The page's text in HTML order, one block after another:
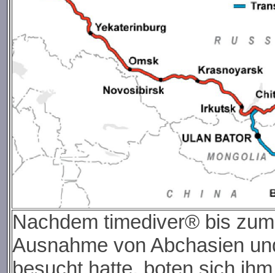
Nachdem timediver® bis
Ausnahme von Abchasien